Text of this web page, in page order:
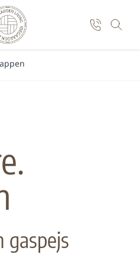
gaspejs